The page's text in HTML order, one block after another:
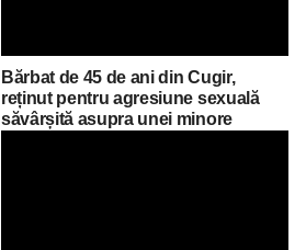
Bărbat de 45 de ani din Cugir,
reținut pentru agresiune sexuală
săvârșită asupra unei minore